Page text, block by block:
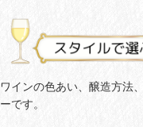
ワインの色あい、醸造方法
ーです。